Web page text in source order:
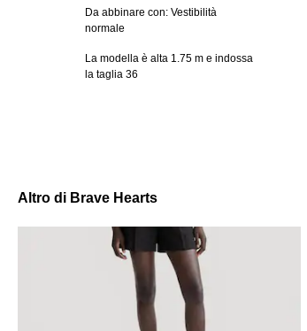
Da abbinare con: Vestibilità
normale
La modella è alta 1.75 m e indossa
la taglia 36
Altro di Brave Hearts